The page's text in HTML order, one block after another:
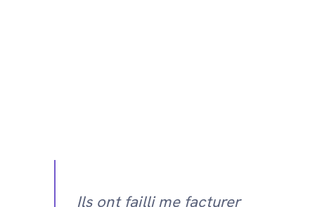
Ils ont failli me facturer